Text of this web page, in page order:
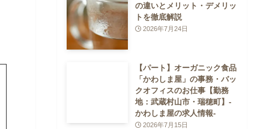
の違いとメリット・デメリッ
トを徹底解説
2026年7月24日
【パート】オーガニック食品
「かわしま屋」の事務・バッ
クオフィスのお仕事【勤務
地：武蔵村山市・瑞穂町】-
かわしま屋の求人情報-
2026年7月15日